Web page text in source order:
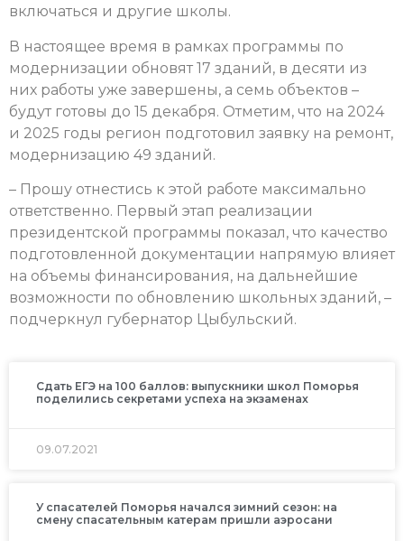
включаться и другие школы.
В настоящее время в рамках программы по
модернизации обновят 17 зданий, в десяти из
них работы уже завершены, а семь объектов –
будут готовы до 15 декабря. Отметим, что на 2024
и 2025 годы регион подготовил заявку на ремонт,
модернизацию 49 зданий.
– Прошу отнестись к этой работе максимально
ответственно. Первый этап реализации
президентской программы показал, что качество
подготовленной документации напрямую влияет
на объемы финансирования, на дальнейшие
возможности по обновлению школьных зданий, –
подчеркнул губернатор Цыбульский.
Сдать ЕГЭ на 100 баллов: выпускники школ Поморья
поделились секретами успеха на экзаменах
09.07.2021
У спасателей Поморья начался зимний сезон: на
смену спасательным катерам пришли аэросани